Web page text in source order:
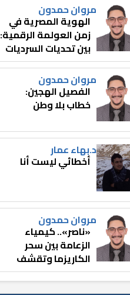
مروان حمدون
الهوية المصرية في
زمن العولمة الرقمية:
بين تحديات السرديات
وصناعة الوعي
مروان حمدون
الفصيل الهجين:
خطاب بلا وطن
د.بهاء عمار
أخطائي ليست أنا
مروان حمدون
«ناصر».. كيمياء
الزعامة بين سحر
الكاريزما وتقشف
الثائر